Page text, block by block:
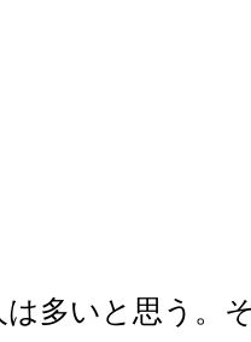
多いと思う。